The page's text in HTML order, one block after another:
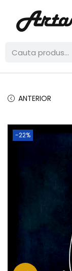
ANTERIOR
-22%